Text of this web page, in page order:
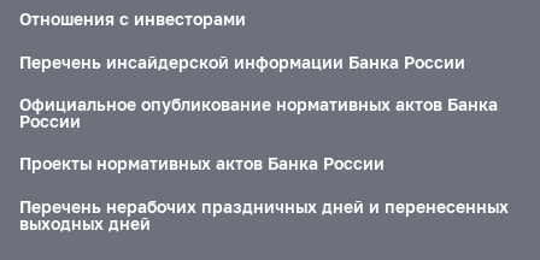
Отношения с инвесторами
Перечень инсайдерской информации Банка России
Официальное опубликование нормативных актов Банка
России
Проекты нормативных актов Банка России
Перечень нерабочих праздничных дней и перенесенных
выходных дней